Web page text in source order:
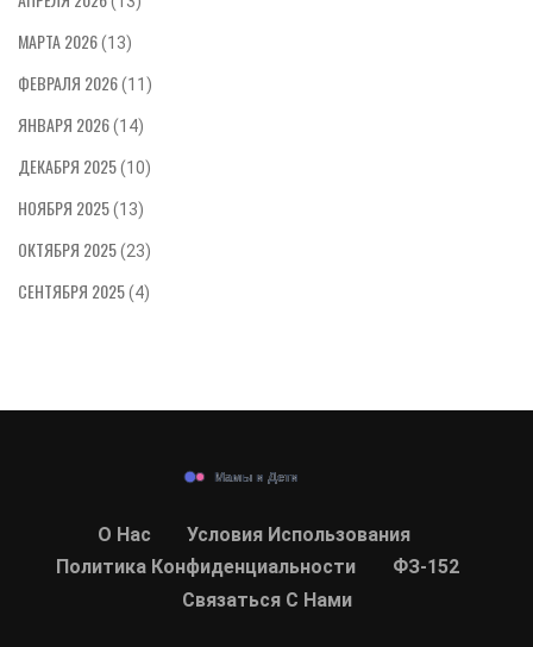
МАРТА 2026(13)
ФЕВРАЛЯ 2026(11)
ЯНВАРЯ 2026(14)
ДЕКАБРЯ 2025(10)
НОЯБРЯ 2025(13)
ОКТЯБРЯ 2025(23)
СЕНТЯБРЯ 2025(4)
О Нас
Условия Использования
Политика Конфиденциальности
ФЗ-152
Связаться С Нами